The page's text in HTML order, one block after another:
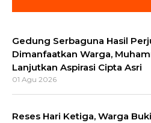
Gedung Serbaguna Hasil
Dimanfaatkan Warga,
Lanjutkan Aspirasi Cipta Asri
01 Agu 2026
Reses Hari Ketiga, Warga